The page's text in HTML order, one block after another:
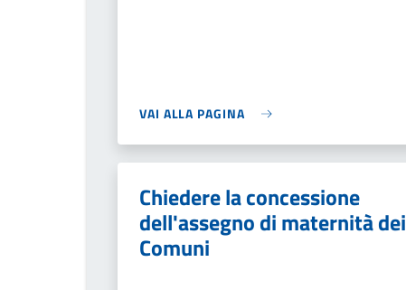
VAI ALLA PAGINA
Chiedere la concessione
dell'assegno di maternità dei
Comuni